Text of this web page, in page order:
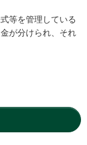
等を管理している
が分けられ、それ